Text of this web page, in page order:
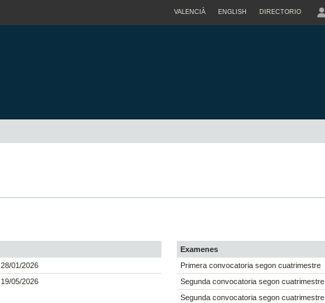
VALENCIÀ ENGLISH DIRECTORIO
28/01/2026
19/05/2026
Examenes
Primera convocatoria segon cuatrimestre
Segunda convocatoria segon cuatrimestre
Segunda convocatoria segon cuatrimestre